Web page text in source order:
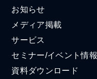
お知らせ
メディア掲載
サービス
セミナー/イベント情報
資料ダウンロード